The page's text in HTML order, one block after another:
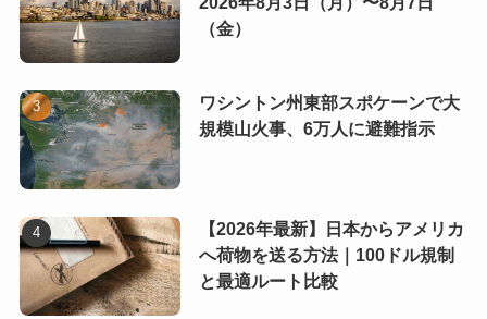
（金）
ワシントン州東部スポケーンで大
規模山火事、6万人に避難指示
【2026年最新】日本からアメリカ
へ荷物を送る方法｜100ドル規制
と最適ルート比較